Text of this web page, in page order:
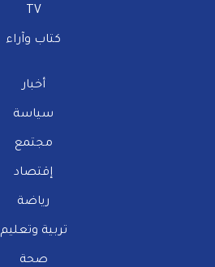
TV
كتاب وآراء
أخبار
سياسة
مجتمع
إقتصاد
رياضة
تربية وتعليم
صحة